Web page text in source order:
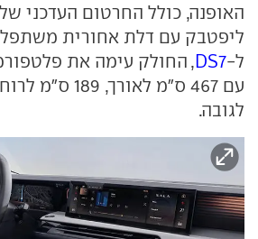
האופנה, כולל החרטום העדכני של
ליפטבק עם דלת אחורית
ל-DS7
לגובה.